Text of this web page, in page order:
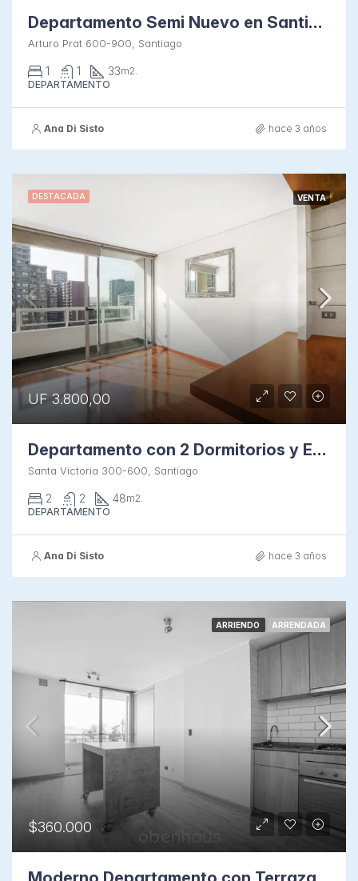
Departamento Semi Nuevo en Santiago
Arturo Prat 600-900, Santiago
1 1 33m2.
DEPARTAMENTO
Ana Di Sisto hace 3 años
DESTACADA VENTA
UF 3.800,00
Departamento con 2 Dormitorios y Estacionamiento en Santiago
Santa Victoria 300-600, Santiago
2 2 48m2.
DEPARTAMENTO
Ana Di Sisto hace 3 años
ARRIENDO ARRENDADA
$360.000